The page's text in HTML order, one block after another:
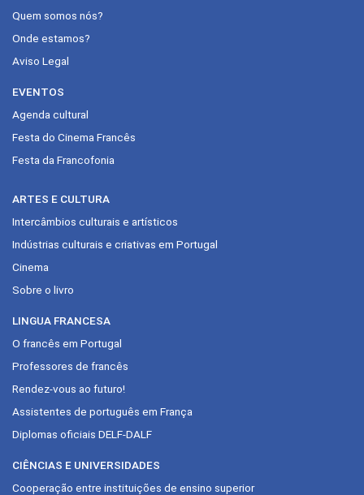
Quem somos nós?
Onde estamos?
Aviso Legal
EVENTOS
Agenda cultural
Festa do Cinema Francês
Festa da Francofonia
ARTES E CULTURA
Intercâmbios culturais e artísticos
Indústrias culturais e criativas em Portugal
Cinema
Sobre o livro
LINGUA FRANCESA
O francês em Portugal
Professores de francês
Rendez-vous ao futuro!
Assistentes de português em França
Diplomas oficiais DELF-DALF
CIÊNCIAS E UNIVERSIDADES
Cooperação entre instituições de ensino superior